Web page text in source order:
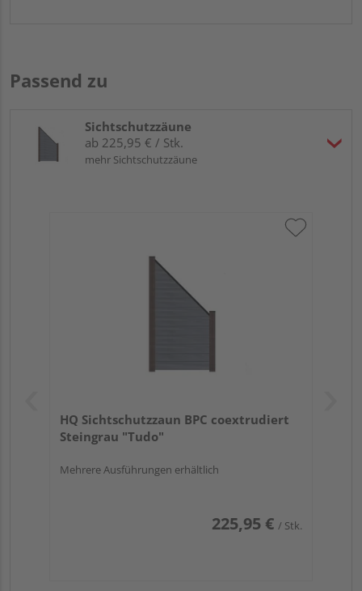
Passend zu
Sichtschutzzäune
ab 225,95 € / Stk.
mehr Sichtschutzzäune
HQ Sichtschutzzaun BPC coextrudiert
Steingrau "Tudo"
Mehrere Ausführungen erhältlich
225,95 € / Stk.